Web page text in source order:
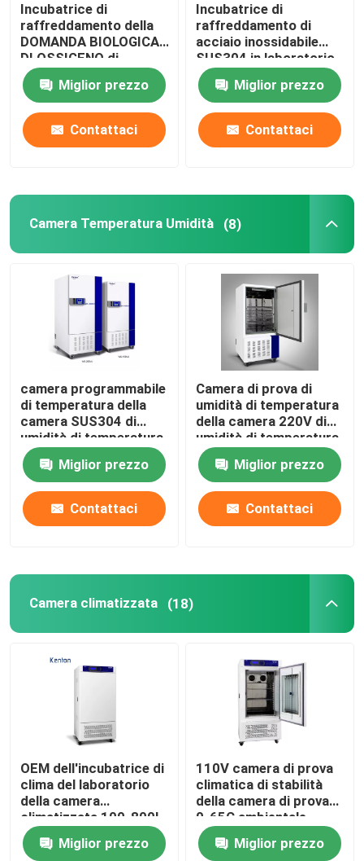
Incubatrice di
raffreddamento della
DOMANDA BIOLOGICA
DI OSSIGENO di
microbiologia per
cultura batterica 110V
220V
Miglior prezzo
Contattaci
Incubatrice di
raffreddamento di
acciaio inossidabile
SUS304 in laboratorio
medico 400L
Miglior prezzo
Contattaci
Camera Temperatura Umidità (8)
camera programmabile
di temperatura della
camera SUS304 di
umidità di temperatura
65C
Miglior prezzo
Contattaci
Camera di prova di
umidità di temperatura
della camera 220V di
umidità di temperatura
dell'OEM
Miglior prezzo
Contattaci
Camera climatizzata (18)
OEM dell'incubatrice di
clima del laboratorio
della camera
climatizzata 100-800L
dell'insetto
Miglior prezzo
110V camera di prova
climatica di stabilità
della camera di prova
0-65C ambientale
Miglior prezzo